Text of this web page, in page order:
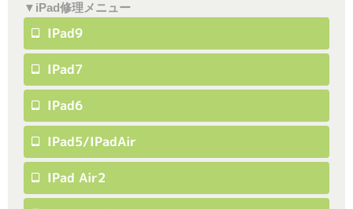
▼iPad修理メニュー
IPad9
IPad7
IPad6
IPad5/iPadAir
IPad Air2